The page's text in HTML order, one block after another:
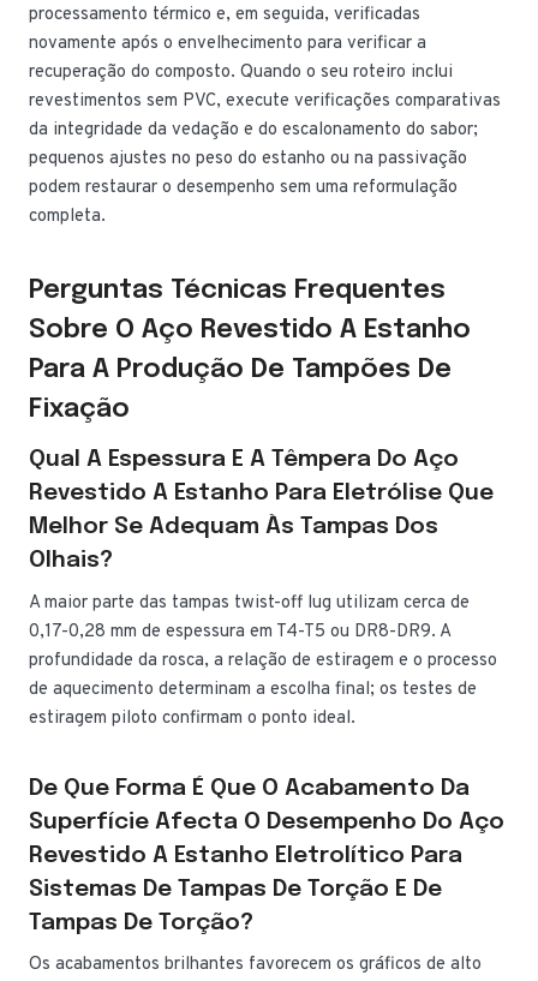
processamento térmico e, em seguida, verificadas
novamente após o envelhecimento para verificar a
recuperação do composto. Quando o seu roteiro inclui
revestimentos sem PVC, execute verificações comparativas
da integridade da vedação e do escalonamento do sabor;
pequenos ajustes no peso do estanho ou na passivação
podem restaurar o desempenho sem uma reformulação
completa.
Perguntas Técnicas Frequentes
Sobre O Aço Revestido A Estanho
Para A Produção De Tampões De
Fixação
Qual A Espessura E A Têmpera Do Aço
Revestido A Estanho Para Eletrólise Que
Melhor Se Adequam Às Tampas Dos
Olhais?
A maior parte das tampas twist-off lug utilizam cerca de
0,17-0,28 mm de espessura em T4-T5 ou DR8-DR9. A
profundidade da rosca, a relação de estiragem e o processo
de aquecimento determinam a escolha final; os testes de
estiragem piloto confirmam o ponto ideal.
De Que Forma É Que O Acabamento Da
Superfície Afecta O Desempenho Do Aço
Revestido A Estanho Eletrolítico Para
Sistemas De Tampas De Torção E De
Tampas De Torção?
Os acabamentos brilhantes favorecem os gráficos de alto